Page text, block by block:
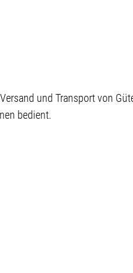
und Transport von
bedient.